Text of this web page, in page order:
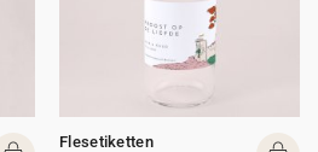
Flesetiketten